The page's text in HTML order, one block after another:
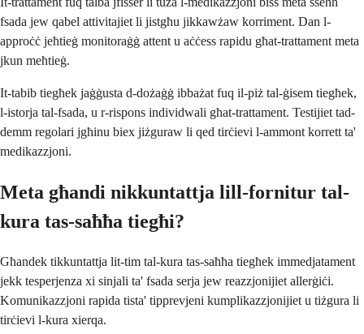
fsada jew qabel attivitajiet li jistgħu jikkawżaw korriment. Dan l-
approċċ jeħtieġ monitoraġġ attent u aċċess rapidu għat-trattament meta
jkun meħtieġ.
It-tabib tiegħek jaġġusta d-dożaġġ ibbażat fuq il-piż tal-ġisem tiegħek,
l-istorja tal-fsada, u r-rispons individwali għat-trattament. Testijiet tad-
demm regolari jgħinu biex jiżguraw li qed tirċievi l-ammont korrett ta'
medikazzjoni.
Meta għandi nikkuntattja lill-fornitur tal-
kura tas-saħħa tiegħi?
Għandek tikkuntattja lit-tim tal-kura tas-saħħa tiegħek immedjatament
jekk tesperjenza xi sinjali ta' fsada serja jew reazzjonijiet allerġiċi.
Komunikazzjoni rapida tista' tipprevjeni kumplikazzjonijiet u tiżgura li
tirċievi l-kura xierqa.